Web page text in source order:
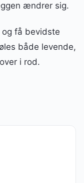
ændrer sig.
og få bevidste
både levende,
i rod.